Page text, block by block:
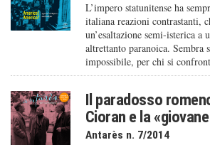
L’impero statunitense ha
italiana reazioni contrastanti,
un’esaltazione semi-isterica a
altrettanto paranoica. Sembra
impossibile, per chi si
Il paradosso
Cioran e la
Antarès n. 7/2014